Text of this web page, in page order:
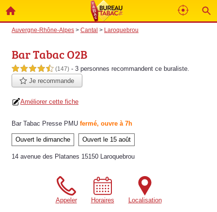
Auvergne-Rhône-Alpes > Cantal > Laroquebrou
Bar Tabac O2B
4,5 étoiles sur 5 (147) - 3 personnes recommandent ce buraliste.
Je recommande
Améliorer cette fiche
Bar Tabac Presse PMU fermé, ouvre à 7h
Ouvert le dimanche Ouvert le 15 août
14 avenue des Platanes 15150 Laroquebrou
Appeler Horaires Localisation